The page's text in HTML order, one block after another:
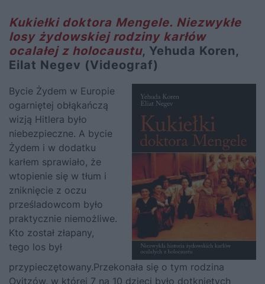
Kukiełki doktora Mengele. Niezwykłe
losy żydowskiej rodziny karłów
ocalałej z holocaustu, Yehuda Koren,
Eilat Negev (Videograf)
Bycie Żydem w Europie
ogarniętej obłąkańczą
wizją Hitlera było
niebezpieczne. A bycie
Żydem i w dodatku
karłem sprawiało, że
wtopienie się w tłum i
zniknięcie z oczu
prześladowcom było
praktycznie niemożliwe.
Kto został złapany,
tego los był
przypieczętowany.Przekonała się o tym rodzina
Ovitzów, w której 7 na 10 dzieci było dotkniętych